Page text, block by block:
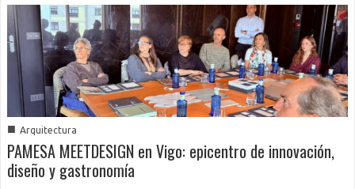
■ Arquitectura
PAMESA MEETDESIGN en Vigo: epicentro de innovación,
diseño y gastronomía